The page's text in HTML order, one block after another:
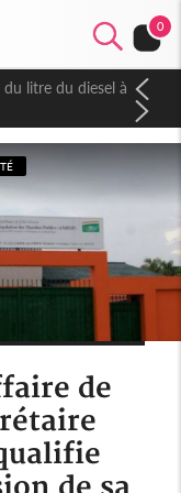
0
litre du diesel à
de